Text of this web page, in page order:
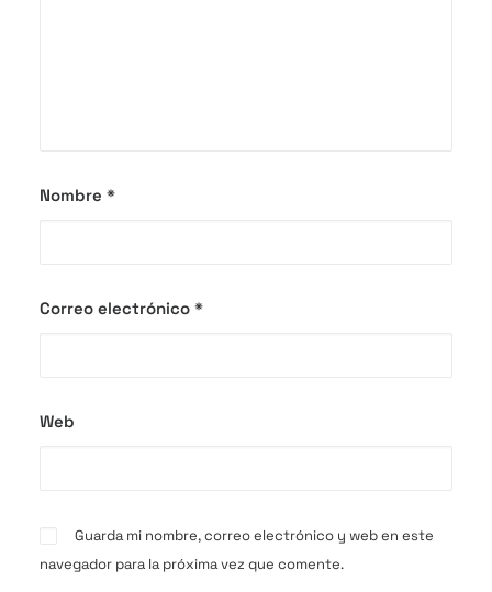
Nombre *
Correo electrónico *
Web
Guarda mi nombre, correo electrónico y web en este
navegador para la próxima vez que comente.